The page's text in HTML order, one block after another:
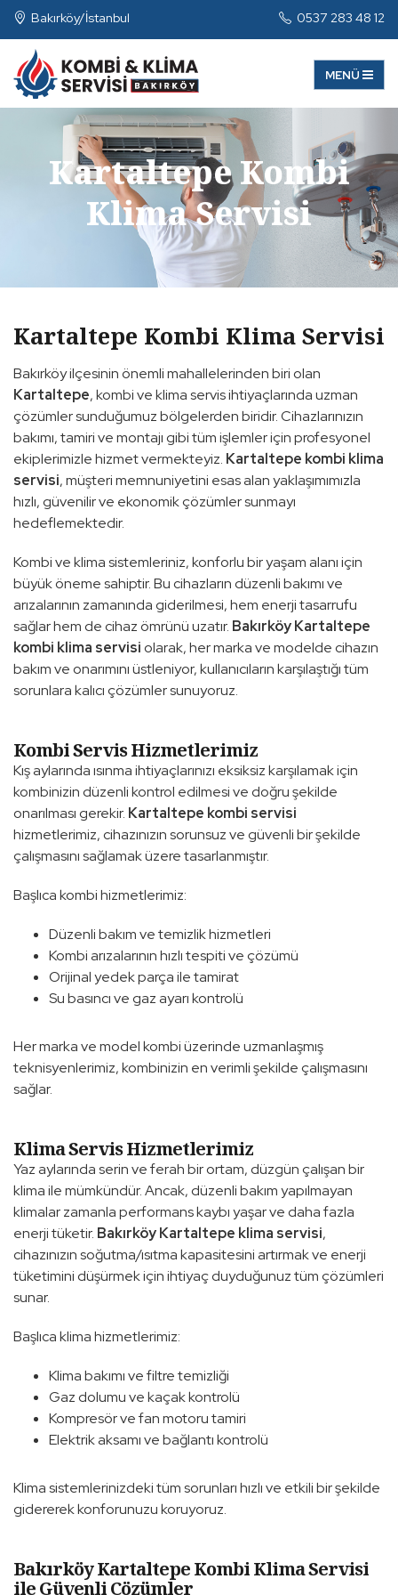
Bakırköy/İstanbul 0537 283 48 12
Kartaltepe Kombi
Klima Servisi
Kartaltepe Kombi Klima Servisi
Bakırköy ilçesinin önemli mahallelerinden biri olan
Kartaltepe, kombi ve klima servis ihtiyaçlarında uzman
çözümler sunduğumuz bölgelerden biridir. Cihazlarınızın
bakımı, tamiri ve montajı gibi tüm işlemler için profesyonel
ekiplerimizle hizmet vermekteyiz. Kartaltepe kombi klima
servisi, müşteri memnuniyetini esas alan yaklaşımımızla
hızlı, güvenilir ve ekonomik çözümler sunmayı
hedeflemektedir.
Kombi ve klima sistemleriniz, konforlu bir yaşam alanı için
büyük öneme sahiptir. Bu cihazların düzenli bakımı ve
arızalarının zamanında giderilmesi, hem enerji tasarrufu
sağlar hem de cihaz ömrünü uzatır. Bakırköy Kartaltepe
kombi klima servisi olarak, her marka ve modelde cihazın
bakım ve onarımını üstleniyor, kullanıcıların karşılaştığı tüm
sorunlara kalıcı çözümler sunuyoruz.
Kombi Servis Hizmetlerimiz
Kış aylarında ısınma ihtiyaçlarınızı eksiksiz karşılamak için
kombinizin düzenli kontrol edilmesi ve doğru şekilde
onarılması gerekir. Kartaltepe kombi servisi
hizmetlerimiz, cihazınızın sorunsuz ve güvenli bir şekilde
çalışmasını sağlamak üzere tasarlanmıştır.
Başlıca kombi hizmetlerimiz:
Düzenli bakım ve temizlik hizmetleri
Kombi arızalarının hızlı tespiti ve çözümü
Orijinal yedek parça ile tamirat
Su basıncı ve gaz ayarı kontrolü
Her marka ve model kombi üzerinde uzmanlaşmış
teknisyenlerimiz, kombinizin en verimli şekilde çalışmasını
sağlar.
Klima Servis Hizmetlerimiz
Yaz aylarında serin ve ferah bir ortam, düzgün çalışan bir
klima ile mümkündür. Ancak, düzenli bakım yapılmayan
klimalar zamanla performans kaybı yaşar ve daha fazla
enerji tüketir. Bakırköy Kartaltepe klima servisi,
cihazınızın soğutma/ısıtma kapasitesini artırmak ve enerji
tüketimini düşürmek için ihtiyaç duyduğunuz tüm çözümleri
sunar.
Başlıca klima hizmetlerimiz:
Klima bakımı ve filtre temizliği
Gaz dolumu ve kaçak kontrolü
Kompresör ve fan motoru tamiri
Elektrik aksamı ve bağlantı kontrolü
Klima sistemlerinizdeki tüm sorunları hızlı ve etkili bir şekilde
gidererek konforunuzu koruyoruz.
Bakırköy Kartaltepe Kombi Klima Servisi
ile Güvenli Çözümler